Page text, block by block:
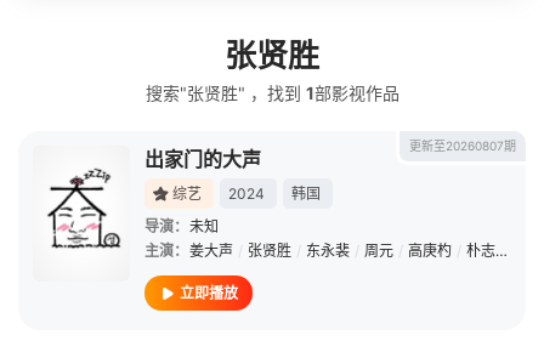
张贤胜
搜索"张贤胜" ，找到 1部影视作品
更新至20260807期
出家门的大声
综艺 2024
韩国
导演： 未知
主演： 姜大声 / 张贤胜 / 东永裴 / 周元 / 高庚杓 / 朴志妍
立即播放